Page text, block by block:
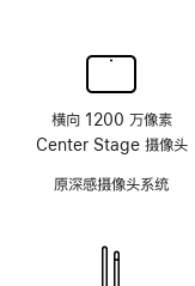
横向 1200 万像素
Center Stage 摄像头
原深感摄像头系统